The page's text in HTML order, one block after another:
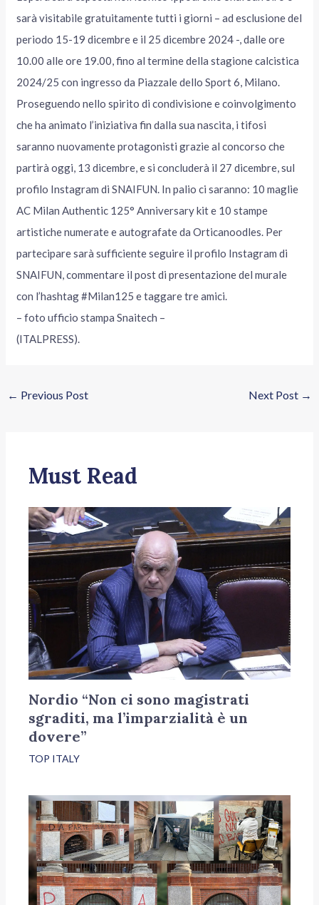
sarà visitabile gratuitamente tutti i giorni – ad esclusione del
periodo 15-19 dicembre e il 25 dicembre 2024 -, dalle ore
10.00 alle ore 19.00, fino al termine della stagione calcistica
2024/25 con ingresso da Piazzale dello Sport 6, Milano.
Proseguendo nello spirito di condivisione e coinvolgimento
che ha animato l’iniziativa fin dalla sua nascita, i tifosi
saranno nuovamente protagonisti grazie al concorso che
partirà oggi, 13 dicembre, e si concluderà il 27 dicembre, sul
profilo Instagram di SNAIFUN. In palio ci saranno: 10 maglie
AC Milan Authentic 125° Anniversary kit e 10 stampe
artistiche numerate e autografate da Orticanoodles. Per
partecipare sarà sufficiente seguire il profilo Instagram di
SNAIFUN, commentare il post di presentazione del murale
con l’hashtag #Milan125 e taggare tre amici.
– foto ufficio stampa Snaitech –
(ITALPRESS).
← Previous Post Next Post →
Must Read
Nordio “Non ci sono magistrati
sgraditi, ma l’imparzialità è un
dovere”
TOP ITALY